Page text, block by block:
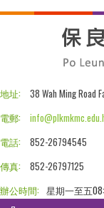
地址:
38 Wah Ming Road
電郵:
電話:
852-26794545
傳真:
852-26797125
辦公時間: 星期一至五